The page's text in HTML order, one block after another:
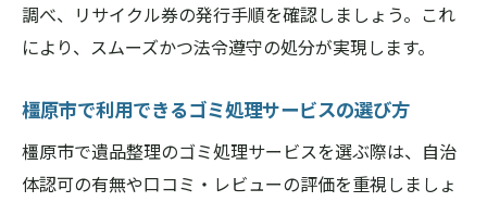
調べ、リサイクル券の発行手順を確認しましょう。これ
により、スムーズかつ法令遵守の処分が実現します。
橿原市で利用できるゴミ処理サービスの選び方
橿原市で遺品整理のゴミ処理サービスを選ぶ際は、自治
体認可の有無や口コミ・レビューの評価を重視しましょ